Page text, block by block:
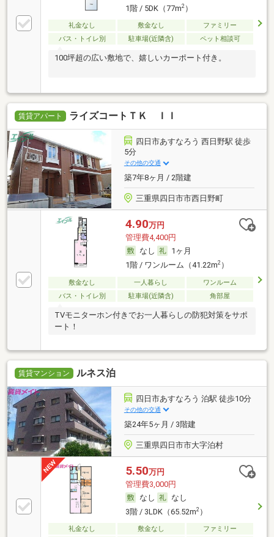
1階 / 5DK（77m2）
礼金なし 敷金なし
ファミリー
バス・トイレ別
駐車場(近隣含) ペット相談可
100坪超の広い敷地で、嬉しいカーポート付き。
賃貸アパート ライズコートＴＫ ＩＩ
四日市あすなろう 西日野駅 徒歩
5分
その他の交通
築7年8ヶ月 / 2階建
三重県四日市市西日野町
4.90万円
管理費4,400円
なし
1ヶ月
1階 / ワンルーム（41.22m2）
敷金なし 一人暮らし
ワンルーム
バス・トイレ別
駐車場(近隣含) 角部屋
TVモニターホン付きでお一人暮らしの防犯対策をサポ
ート！
賃貸マンション ルネス泊
四日市あすなろう 泊駅 徒歩10分
その他の交通
築24年5ヶ月 / 3階建
三重県四日市市大字泊村
5.50万円
管理費3,000円
なし
なし
3階 / 3LDK（65.52m2）
礼金なし 敷金なし
ファミリー